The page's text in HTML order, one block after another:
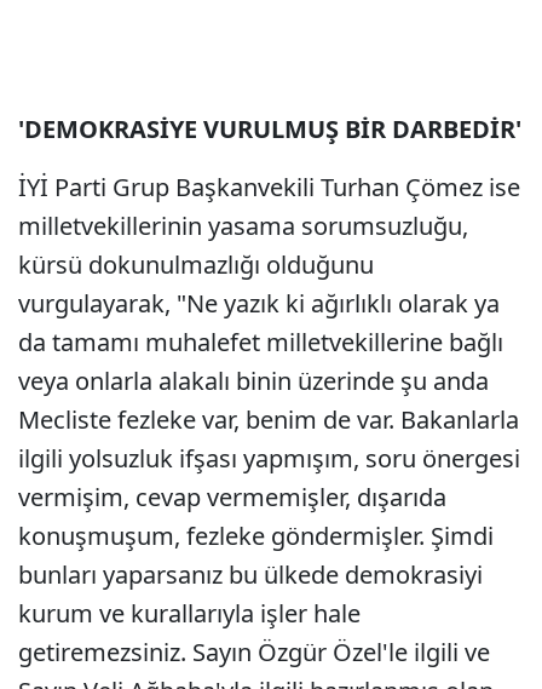
'DEMOKRASİYE VURULMUŞ BİR DARBEDİR'
İYİ Parti Grup Başkanvekili Turhan Çömez ise
milletvekillerinin yasama sorumsuzluğu,
kürsü dokunulmazlığı olduğunu
vurgulayarak, "Ne yazık ki ağırlıklı olarak ya
da tamamı muhalefet milletvekillerine bağlı
veya onlarla alakalı binin üzerinde şu anda
Mecliste fezleke var, benim de var. Bakanlarla
ilgili yolsuzluk ifşası yapmışım, soru önergesi
vermişim, cevap vermemişler, dışarıda
konuşmuşum, fezleke göndermişler. Şimdi
bunları yaparsanız bu ülkede demokrasiyi
kurum ve kurallarıyla işler hale
getiremezsiniz. Sayın Özgür Özel'le ilgili ve